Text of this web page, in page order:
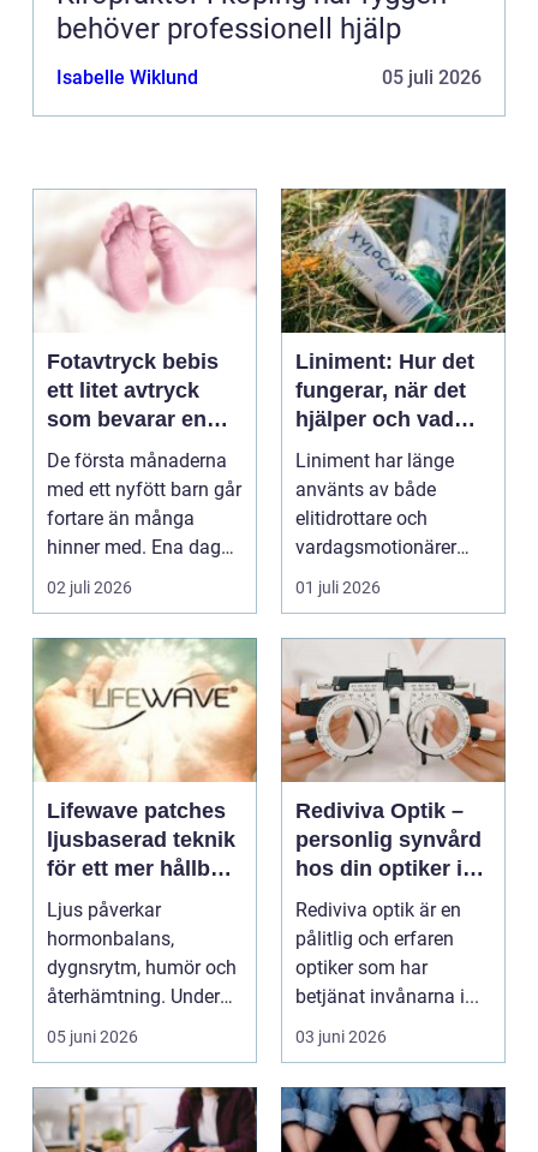
behöver professionell hjälp
Isabelle Wiklund 05 juli 2026
Fotavtryck bebis
ett litet avtryck
som bevarar en
stor stund
De första månaderna
med ett nyfött barn går
fortare än många
hinner med. Ena dagen
ryms hela foten i...
02 juli 2026
Liniment: Hur det
fungerar, när det
hjälper och vad
man bör tänka på
Liniment har länge
använts av både
elitidrottare och
vardagsmotionärer
för...
01 juli 2026
Lifewave patches
ljusbaserad teknik
för ett mer hållbart
välbefinnande
Ljus påverkar
hormonbalans,
dygnsrytm, humör och
återhämtning. Under
senare år har en ny typ
av prod...
05 juni 2026
Rediviva Optik –
personlig synvård
hos din optiker i
Uppsala
Rediviva optik är en
pålitlig och erfaren
optiker som har
betjänat invånarna i...
03 juni 2026